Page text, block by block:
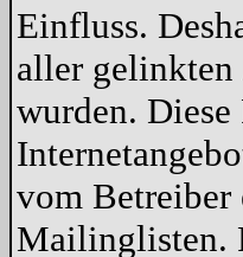
Einfluss.
aller
wurden.
vom
Mailinglisten.